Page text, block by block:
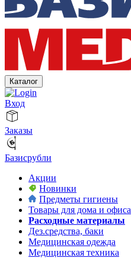
Каталог
Вход
Заказы
Базисрубли
Акции
Новинки
Предметы гигиены
Товары для дома и офиса
Расходные материалы
Дез.средства, баки
Медицинская одежда
Медицинская техника